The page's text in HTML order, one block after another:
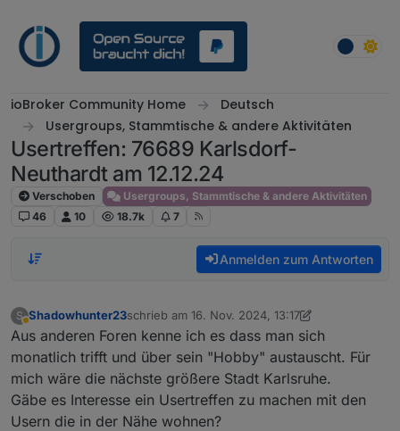
ioBroker Community Home
Deutsch
Usergroups, Stammtische & andere Aktivitäten
Usertreffen: 76689 Karlsdorf-
Neuthardt am 12.12.24
Verschoben
Usergroups, Stammtische & andere Aktivitäten
46
10 18.7k 7
Anmelden zum Antworten
S
Abwesend
Shadowhunter23schrieb am 16. Nov. 2024, 13:17
zuletzt editiert von Shadowhunter23
Aus anderen Foren kenne ich es dass man sich
monatlich trifft und über sein "Hobby" austauscht. Für
mich wäre die nächste größere Stadt Karlsruhe.
Gäbe es Interesse ein Usertreffen zu machen mit den
Usern die in der Nähe wohnen?